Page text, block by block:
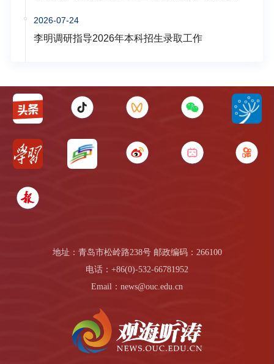
2026-07-24
李明调研指导2026年本科招生录取工作
地址：青岛市松岭路238号 邮政编码：266100
电话：+86(0)-532-66781952
Email：news@ouc.edu.cn